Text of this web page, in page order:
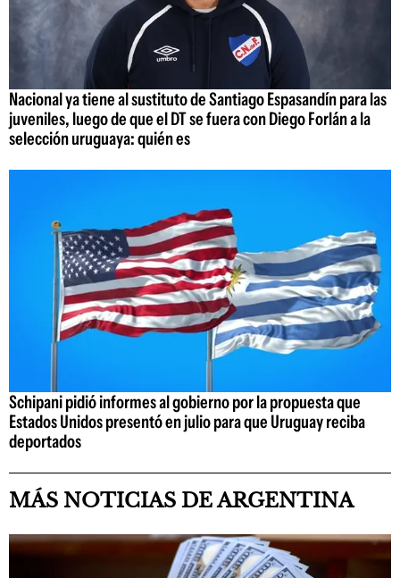
Nacional ya tiene al sustituto de Santiago Espasandín para las
juveniles, luego de que el DT se fuera con Diego Forlán a la
selección uruguaya: quién es
Schipani pidió informes al gobierno por la propuesta que
Estados Unidos presentó en julio para que Uruguay reciba
deportados
MÁS NOTICIAS DE ARGENTINA